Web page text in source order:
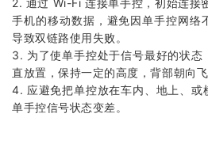
2. 通过 Wi-Fi 连接单手控，初始连
手机的移动数据，避免因单手控网络
导致双链路使用失败。
3. 为了使单手控处于信号最好的状态
直放置，保持一定的高度，背部朝向飞
4. 应避免把单控放在车内、地上、或
单手控信号状态变差。